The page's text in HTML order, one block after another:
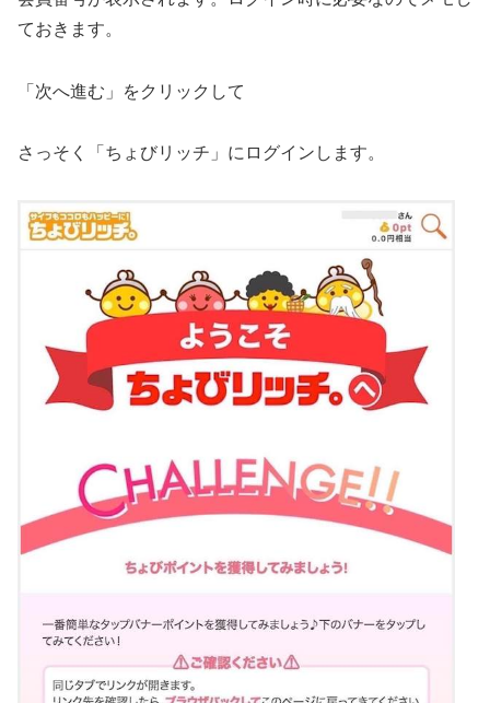
ておきます。
「次へ進む」をクリックして
さっそく「ちょびリッチ」にログインします。